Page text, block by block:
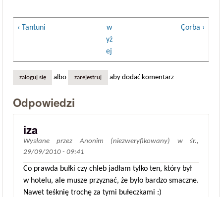
‹ Tantuni
w
yż
ej
Çorba ›
zaloguj się albo zarejestruj aby dodać komentarz
Odpowiedzi
iza
Wysłane przezAnonim (niezweryfikowany) wśr.,
29/09/2010 - 09:41
Co prawda bułki czy chleb jadłam tylko ten, który był
w hotelu, ale musze przyznać, że było bardzo smaczne.
Nawet teśknię trochę za tymi bułeczkami :)